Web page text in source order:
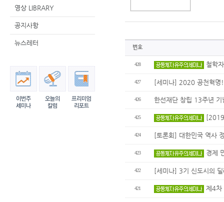
영상 LIBRARY
공지사항
뉴스레터
번호
428 철학
427 [세미나] 2020 공천혁명
426 한선재단 창립 13주년
425
424 [토론회] 대한민국 역사
423 경제
422 [세미나] 3기 신도시의
421 제4차